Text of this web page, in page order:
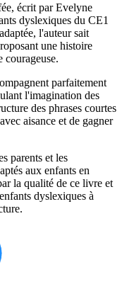
écrit par Evelyne
dyslexiques du CE1
l'auteur sait
une histoire
courageuse.
parfaitement
l'imagination des
des phrases courtes
aisance et de gagner
parents et les
aux enfants en
la qualité de ce livre et
dyslexiques à